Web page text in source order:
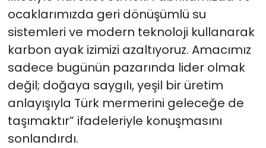
ocaklarımızda geri dönüşümlü su
sistemleri ve modern teknoloji kullanarak
karbon ayak izimizi azaltıyoruz. Amacımız
sadece bugünün pazarında lider olmak
değil; doğaya saygılı, yeşil bir üretim
anlayışıyla Türk mermerini geleceğe de
taşımaktır” ifadeleriyle konuşmasını
sonlandırdı.